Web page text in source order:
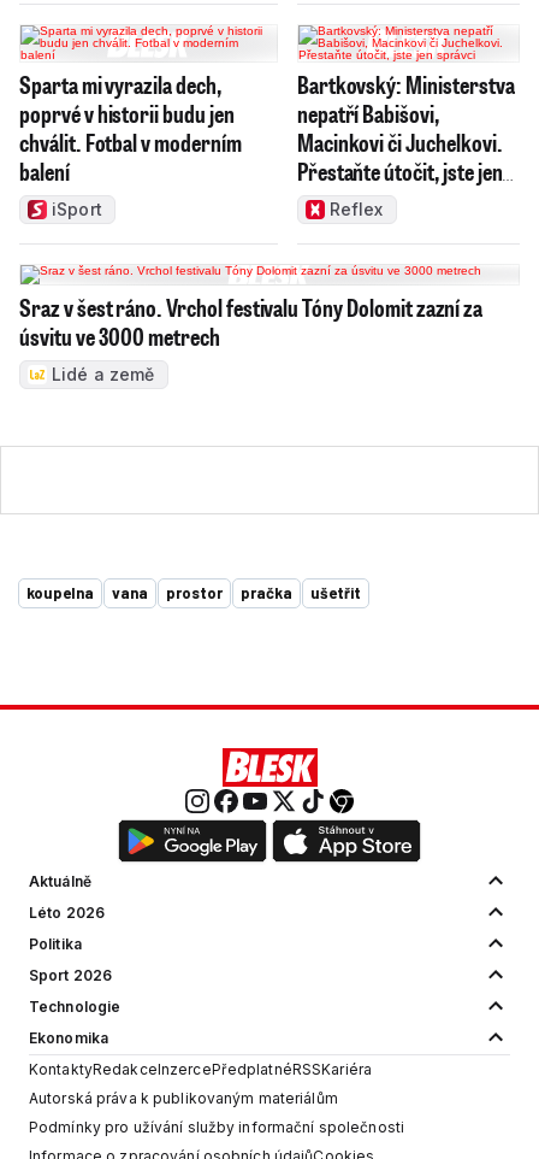
Sparta mi vyrazila dech,
poprvé v historii budu jen
chválit. Fotbal v moderním
balení
iSport
Bartkovský: Ministerstva
nepatří Babišovi,
Macinkovi či Juchelkovi.
Přestaňte útočit, jste jen
správci
Reflex
Sraz v šest ráno. Vrchol festivalu Tóny Dolomit zazní za
úsvitu ve 3000 metrech
Lidé a země
koupelna vana prostor pračka ušetřit
Aktuálně
Léto 2026
Politika
Sport 2026
Technologie
Ekonomika
KontaktyRedakceInzercePředplatnéRSSKariéra
Autorská práva k publikovaným materiálům
Podmínky pro užívání služby informační společnosti